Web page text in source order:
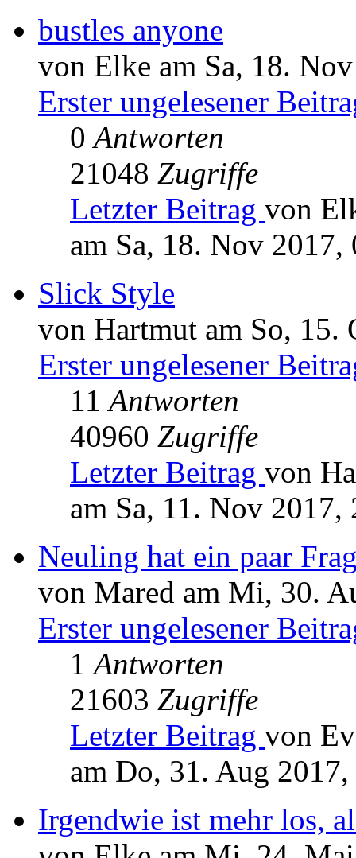
bustles anyone
von Elke am Sa, 18.
Erster ungelesener
0Antworten
21048 Zugriffe
Letzter Beitrag von
am Sa, 18. Nov 2017,
Slick Style
von Hartmut am So, 15.
Erster ungelesener
11Antworten
40960 Zugriffe
Letzter Beitrag von
am Sa, 11. Nov 2017,
Neuling hat ein paar
von Mared am Mi, 30.
Erster ungelesener
1Antworten
21603 Zugriffe
Letzter Beitrag von
am Do, 31. Aug
Irgendwie ist mehr los,